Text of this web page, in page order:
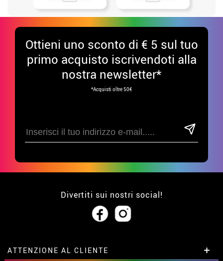
Ottieni uno sconto di € 5 sul tuo
primo acquisto iscrivendoti alla
nostra newsletter*
*Acquisti oltre 50€
Divertiti sui nostri social!
ATTENZIONE AL CLIENTE